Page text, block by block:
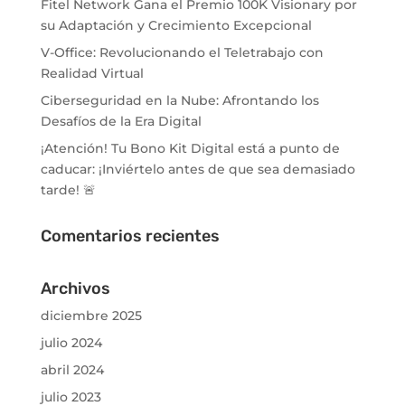
Fitel Network Gana el Premio 100K Visionary por
su Adaptación y Crecimiento Excepcional
V-Office: Revolucionando el Teletrabajo con
Realidad Virtual
Ciberseguridad en la Nube: Afrontando los
Desafíos de la Era Digital
¡Atención! Tu Bono Kit Digital está a punto de
caducar: ¡Inviértelo antes de que sea demasiado
tarde! 🚨
Comentarios recientes
Archivos
diciembre 2025
julio 2024
abril 2024
julio 2023